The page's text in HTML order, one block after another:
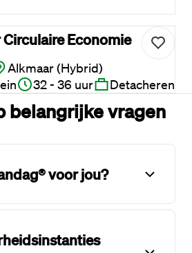
Economie
Alkmaar (Hybrid)
32 - 36 uur Detacheren
belangrijke vragen
voor jou?